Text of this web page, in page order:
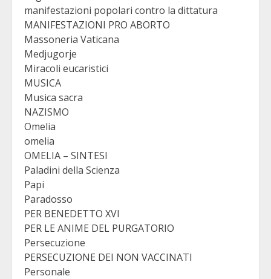
manifestazioni popolari contro la dittatura
MANIFESTAZIONI PRO ABORTO
Massoneria Vaticana
Medjugorje
Miracoli eucaristici
MUSICA
Musica sacra
NAZISMO
Omelia
omelia
OMELIA – SINTESI
Paladini della Scienza
Papi
Paradosso
PER BENEDETTO XVI
PER LE ANIME DEL PURGATORIO
Persecuzione
PERSECUZIONE DEI NON VACCINATI
Personale